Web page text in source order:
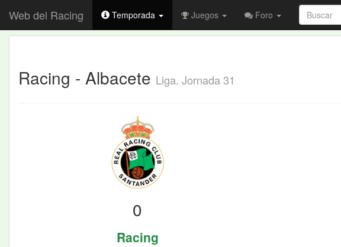
Web del Racing Temporada Juegos Foro
Racing - Albacete Liga. Jornada 31
0
Racing